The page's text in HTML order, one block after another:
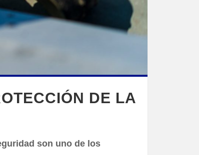
DE LA
son uno de los